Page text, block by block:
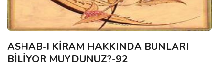
ASHAB-I KİRAM HAKKINDA BUNLARI
BİLİYOR MUYDUNUZ?-92